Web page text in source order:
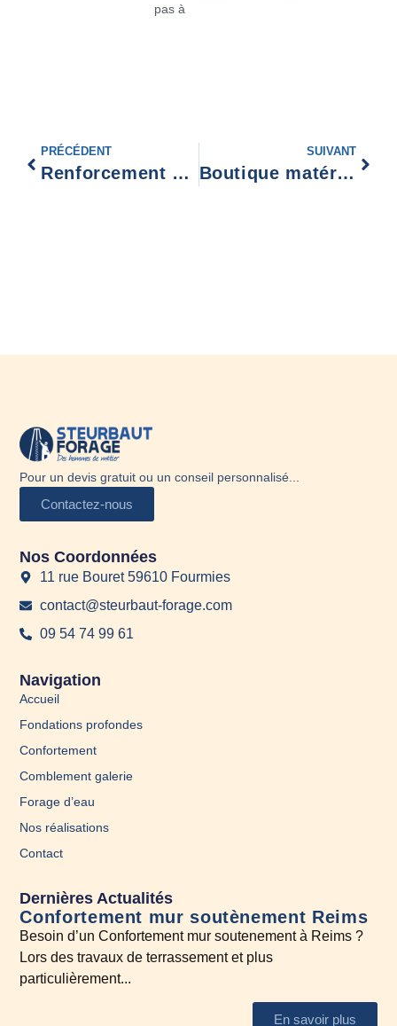
pas à
PRÉCÉDENT
Renforcement galerie clouée Laon
SUIVANT
Boutique matériel de pompage Maubeuge
Pour un devis gratuit ou un conseil personnalisé...
Contactez-nous
Navigation
Accueil
Fondations profondes
Confortement
Comblement galerie
Forage d’eau
Nos réalisations
Contact
Nos Coordonnées
11 rue Bouret 59610 Fourmies
contact@steurbaut-forage.com
09 54 74 99 61
Dernières Actualités
Confortement mur soutènement Reims
Besoin d’un Confortement mur soutenement à Reims ?
Lors des travaux de terrassement et plus
particulièrement...
En savoir plus